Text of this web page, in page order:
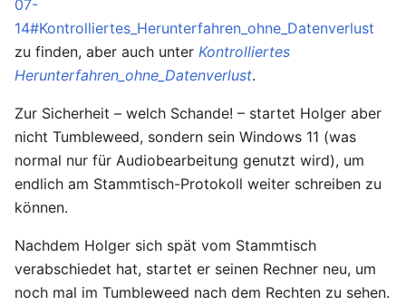
07-
14#Kontrolliertes_Herunterfahren_ohne_Datenverlust
zu finden, aber auch unter Kontrolliertes
Herunterfahren_ohne_Datenverlust.
Zur Sicherheit – welch Schande! – startet Holger aber
nicht Tumbleweed, sondern sein Windows 11 (was
normal nur für Audiobearbeitung genutzt wird), um
endlich am Stammtisch-Protokoll weiter schreiben zu
können.
Nachdem Holger sich spät vom Stammtisch
verabschiedet hat, startet er seinen Rechner neu, um
noch mal im Tumbleweed nach dem Rechten zu sehen.